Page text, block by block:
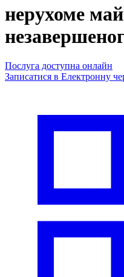
нерухоме
Послуга доступна онлайн
Записатися в Електронну